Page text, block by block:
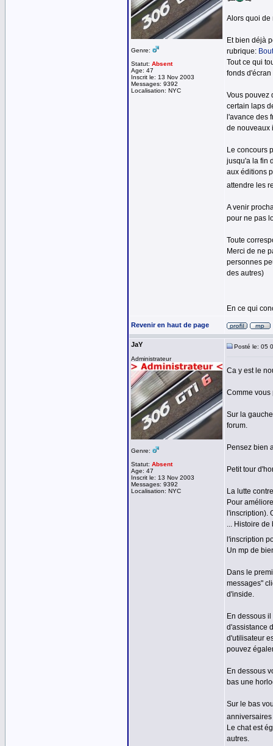
Genre:
Statut: Absent
Age: 47
Inscrit le: 13 Nov 2003
Messages: 9392
Localisation: NYC
Alors quoi de
Et bien déjà
rubrique:
Tout ce qui
fonds
Vous pouvez
certain laps
l'avance des
de nouveaux
Le concours
jusqu'a la fin
aux éditions
attendre les
A venir
pour ne pas
Toute
Merci de ne
personnes
des autres)
En ce qui
Revenir en haut de page
JaY
Administrateur
Genre:
Statut: Absent
Age: 47
Inscrit le: 13 Nov 2003
Messages: 9392
Localisation: NYC
Posté le: 05
Ca y est le
Comme vous
Sur la
forum.
Pensez bien
Petit tour
La lutte
Pour
l'inscription).
... Histoire
l'inscription
Un mp de
Dans le
messages"
d'inside.
En dessous
d'assistance
d'utilisateur
pouvez
En dessous
bas une
Sur le bas
Le chat est
autres.